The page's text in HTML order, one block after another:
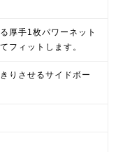
厚手1枚パワーネット
フィットします。
りさせるサイドボー